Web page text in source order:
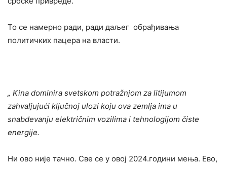
То се намерно ради, ради даљег обрађивања
политичких пацера на власти.
„ Kina dominira svetskom potražnjom za litijumom
zahvaljujući ključnoj ulozi koju ova zemlja ima u
snabdevanju električnim vozilima i tehnologijom čiste
energije.
Ни ово није тачно. Све се у овој 2024.години мења. Ево,